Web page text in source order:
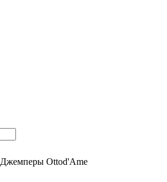
Джемперы Ottod'Ame